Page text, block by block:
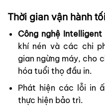
Thời gian vận hành
Công nghệ
khí nén và các chi
gian ngừng máy, cho
hóa tuổi thọ đầu in.
Phát hiện các lỗi in
thực hiện bảo trì.